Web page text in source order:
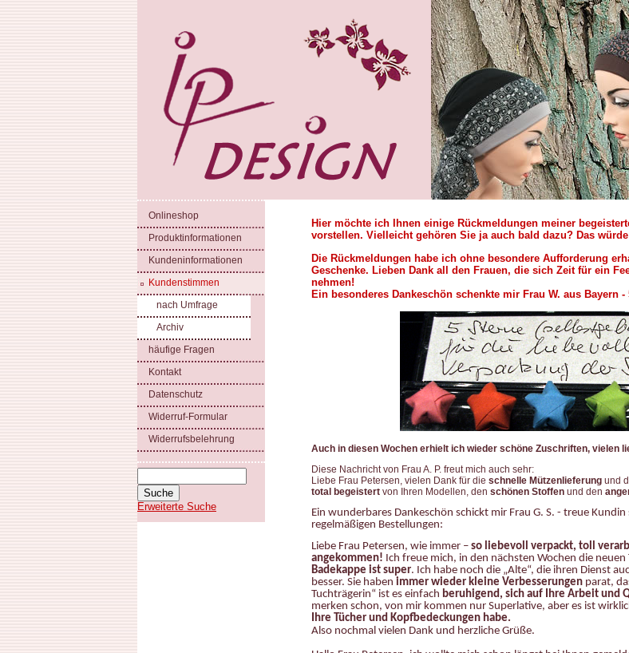
Onlineshop
Produktinformationen
Kundeninformationen
Kundenstimmen
nach Umfrage
Archiv
häufige Fragen
Kontakt
Datenschutz
Widerruf-Formular
Widerrufsbelehrung
Erweiterte Suche
Hier möchte ich Ihnen einige Rückmeldungen meiner
vorstellen. Vielleicht gehören Sie ja auch bald dazu? Das
Die Rückmeldungen habe ich ohne besondere Aufforderung
Geschenke. Lieben Dank all den Frauen, die sich Zeit für ein
nehmen!
Ein besonderes Dankeschön schenkte mir Frau W. aus Bayern
Auch in diesen Wochen erhielt ich wieder schöne Zuschriften, vielen
Diese Nachricht von Frau A. P. freut mich auch sehr:
Liebe Frau Petersen, vielen Dank für die schnelle Mützenlieferung und
total begeistert von Ihren Modellen, den schönen Stoffen und den
Ein wunderbares Dankeschön schickt mir Frau G. S. - treue
regelmäßigen Bestellungen:
Liebe Frau Petersen, wie immer – so liebevoll verpackt, toll
angekommen! Ich freue mich, in den nächsten Wochen die neuen
Badekappe ist super. Ich habe noch die „Alte“, die ihren Dienst
besser. Sie haben immer wieder kleine Verbesserungen parat,
Tuchträgerin“ ist es einfach beruhigend, sich auf Ihre Arbeit und
merken schon, von mir kommen nur Superlative, aber es ist
Ihre Tücher und Kopfbedeckungen habe.
Also nochmal vielen Dank und herzliche Grüße.